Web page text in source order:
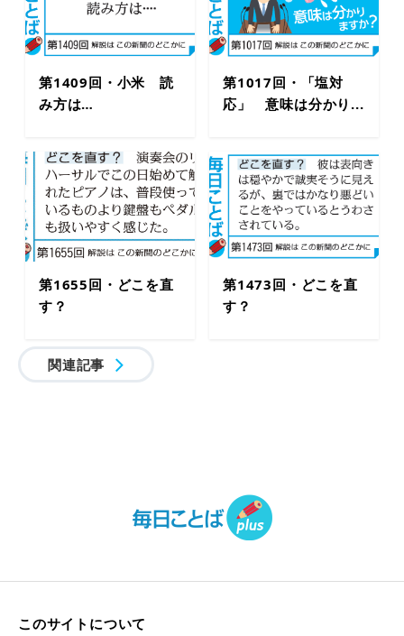
第1409回・小米 読
み方は…
第1017回・「塩対
応」 意味は分かり...
第1655回・どこを直
す？
第1473回・どこを直
す？
関連記事
このサイトについて